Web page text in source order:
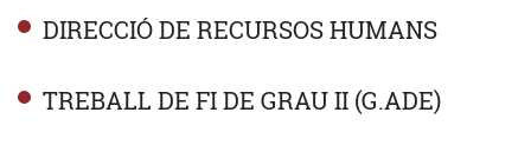
DIRECCIÓ DE RECURSOS HUMANS
TREBALL DE FI DE GRAU II (G.ADE)